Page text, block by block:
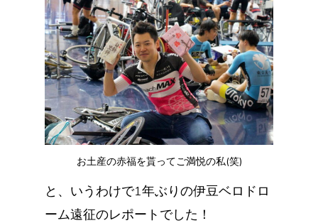
お土産の赤福を貰ってご満悦の私(笑)
と、いうわけで1年ぶりの伊豆ベロドロ
ーム遠征のレポートでした！